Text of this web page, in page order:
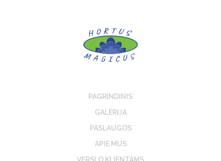
PAGRINDINIS
GALERIJA
PASLAUGOS
APIE MUS